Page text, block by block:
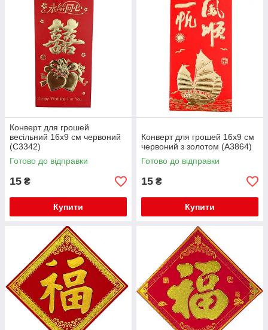
Конверт для грошей
весільний 16х9 см червоний
(C3342)
Готово до відправки
15 ₴
Купити
Конверт для грошей 16х9 см
червоний з золотом (А3864)
Готово до відправки
15 ₴
Купити